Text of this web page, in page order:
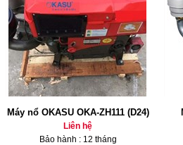
Máy nổ OKASU OKA-ZH111 (D24)
Liên hệ
Bảo hành : 12 tháng